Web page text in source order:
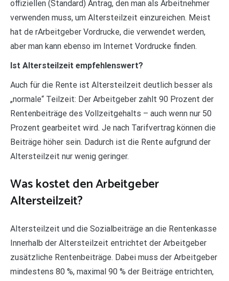
offiziellen (Standard) Antrag, den man als Arbeitnehmer
verwenden muss, um Altersteilzeit einzureichen. Meist
hat de rArbeitgeber Vordrucke, die verwendet werden,
aber man kann ebenso im Internet Vordrucke finden.
Ist Altersteilzeit empfehlenswert?
Auch für die Rente ist Altersteilzeit deutlich besser als
„normale“ Teilzeit: Der Arbeitgeber zahlt 90 Prozent der
Rentenbeiträge des Vollzeitgehalts – auch wenn nur 50
Prozent gearbeitet wird. Je nach Tarifvertrag können die
Beiträge höher sein. Dadurch ist die Rente aufgrund der
Altersteilzeit nur wenig geringer.
Was kostet den Arbeitgeber
Altersteilzeit?
Altersteilzeit und die Sozialbeiträge an die Rentenkasse
Innerhalb der Altersteilzeit entrichtet der Arbeitgeber
zusätzliche Rentenbeiträge. Dabei muss der Arbeitgeber
mindestens 80 %, maximal 90 % der Beiträge entrichten,